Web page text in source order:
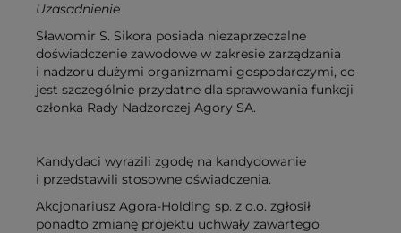
Uzasadnienie
Sławomir S. Sikora posiada niezaprzeczalne
doświadczenie zawodowe w zakresie zarządzania
i nadzoru dużymi organizmami gospodarczymi, co
jest szczególnie przydatne dla sprawowania funkcji
członka Rady Nadzorczej Agory SA.
Kandydaci wyrazili zgodę na kandydowanie
i przedstawili stosowne oświadczenia.
Akcjonariusz Agora-Holding sp. z o.o. zgłosił
ponadto zmianę projektu uchwały zawartego